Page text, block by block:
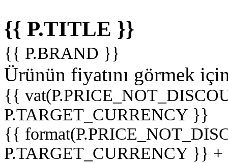
{{ P.TITLE }}
{{ P.BRAND }}
Ürünün fiyatını görmek
{{
P.TARGET_CURRENCY }}
{{
P.TARGET_CURRENCY }}